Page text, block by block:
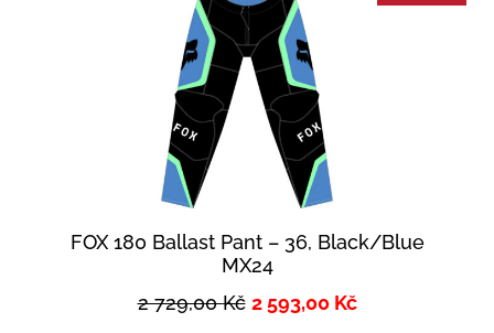
FOX 180 Ballast Pant – 36, Black/Blue
MX24
2 729,00Kč 2 593,00 Kč